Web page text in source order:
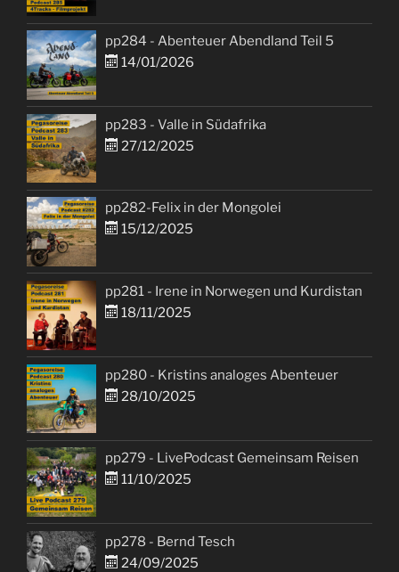
pp284 - Abenteuer Abendland Teil 5
14/01/2026
pp283 - Valle in Südafrika
27/12/2025
pp282-Felix in der Mongolei
15/12/2025
pp281 - Irene in Norwegen und Kurdistan
18/11/2025
pp280 - Kristins analoges Abenteuer
28/10/2025
pp279 - LivePodcast Gemeinsam Reisen
11/10/2025
pp278 - Bernd Tesch
24/09/2025